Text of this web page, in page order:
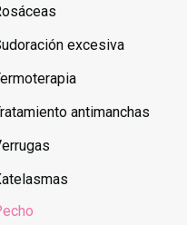
excesiva
antimanchas